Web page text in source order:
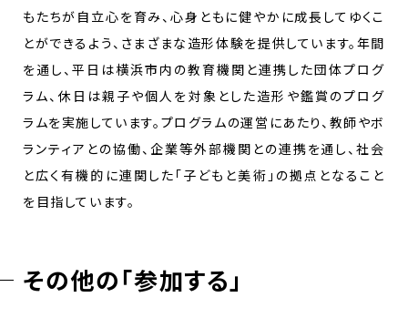
もたちが自立心を育み、心身ともに健やかに成長してゆくこ
とができるよう、さまざまな造形体験を提供しています。年間
を通し、平日は横浜市内の教育機関と連携した団体プログ
ラム、休日は親子や個人を対象とした造形や鑑賞のプログ
ラムを実施しています。プログラムの運営にあたり、教師やボ
ランティアとの協働、企業等外部機関との連携を通し、社会
と広く有機的に連関した「子どもと美術」の拠点となること
を目指しています。
その他の「参加する」